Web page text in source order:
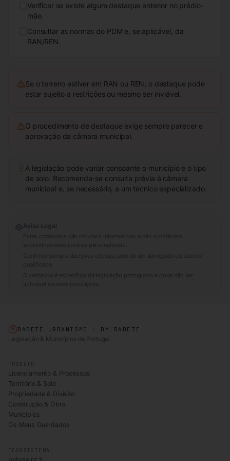
Verificar se existe algum destaque anterior no prédio-
mãe.
Consultar as normas do PDM e, se aplicável, da
RAN/REN.
Se o terreno estiver em RAN ou REN, o destaque pode
estar sujeito a restrições ou mesmo ser inviável.
O procedimento de destaque exige sempre parecer e
aprovação da câmara municipal.
A legislação pode variar consoante o município e o tipo
de solo. Recomenda-se consulta prévia à câmara
municipal e, se necessário, a um técnico especializado.
Aviso Legal
Estes conteúdos são recursos informativos e não substituem
aconselhamento jurídico personalizado.
Confirme sempre decisões críticas junto de um advogado ou técnico
qualificado.
O conteúdo é específico da legislação portuguesa e pode não ser
aplicável a outras jurisdições.
BABETE URBANISMO · BY BABETE
Legislação & Municípios de Portugal
PRODUTO
Licenciamento & Processos
Território & Solo
Propriedade & Divisão
Construção & Obra
Municípios
Os Meus Guardados
ECOSSISTEMA